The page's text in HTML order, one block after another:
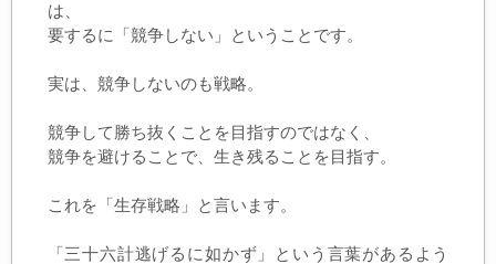
は、
要するに「競争しない」ということです。
実は、競争しないのも戦略。
競争して勝ち抜くことを目指すのではなく、
競争を避けることで、生き残ることを目指す。
これを「生存戦略」と言います。
「三十六計逃げるに如かず」という言葉があるよう